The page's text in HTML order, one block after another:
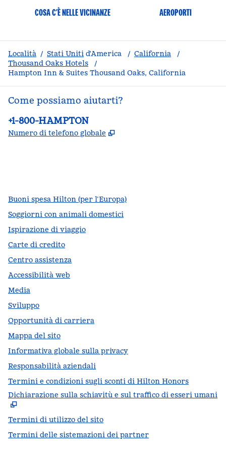
COSA C’È NELLE VICINANZE AEROPORTI
Località / Stati Uniti d'America / California
/
Thousand Oaks Hotels
/
Hampton Inn & Suites Thousand Oaks, California
Come possiamo aiutarti?
Telefono:
+1-800-HAMPTON
Numero di telefono globale ,
Buoni spesa Hilton (per l’Europa)
Soggiorni con animali domestici
Ispirazione di viaggio
Carte di credito
Centro assistenza
Accessibilità web
Media
Sviluppo
Opportunità di carriera
Mappa del sito
Informativa globale sulla privacy
Responsabilità aziendali
Termini e condizioni sugli sconti di Hilton Honors
Dichiarazione sulla schiavitù e sul traffico di esseri umani
Termini di utilizzo del sito
Termini delle sistemazioni dei partner